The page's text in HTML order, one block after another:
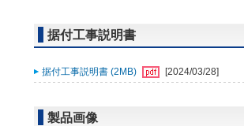
据付工事説明書
据付工事説明書 (2MB) [2024/03/28]
製品画像